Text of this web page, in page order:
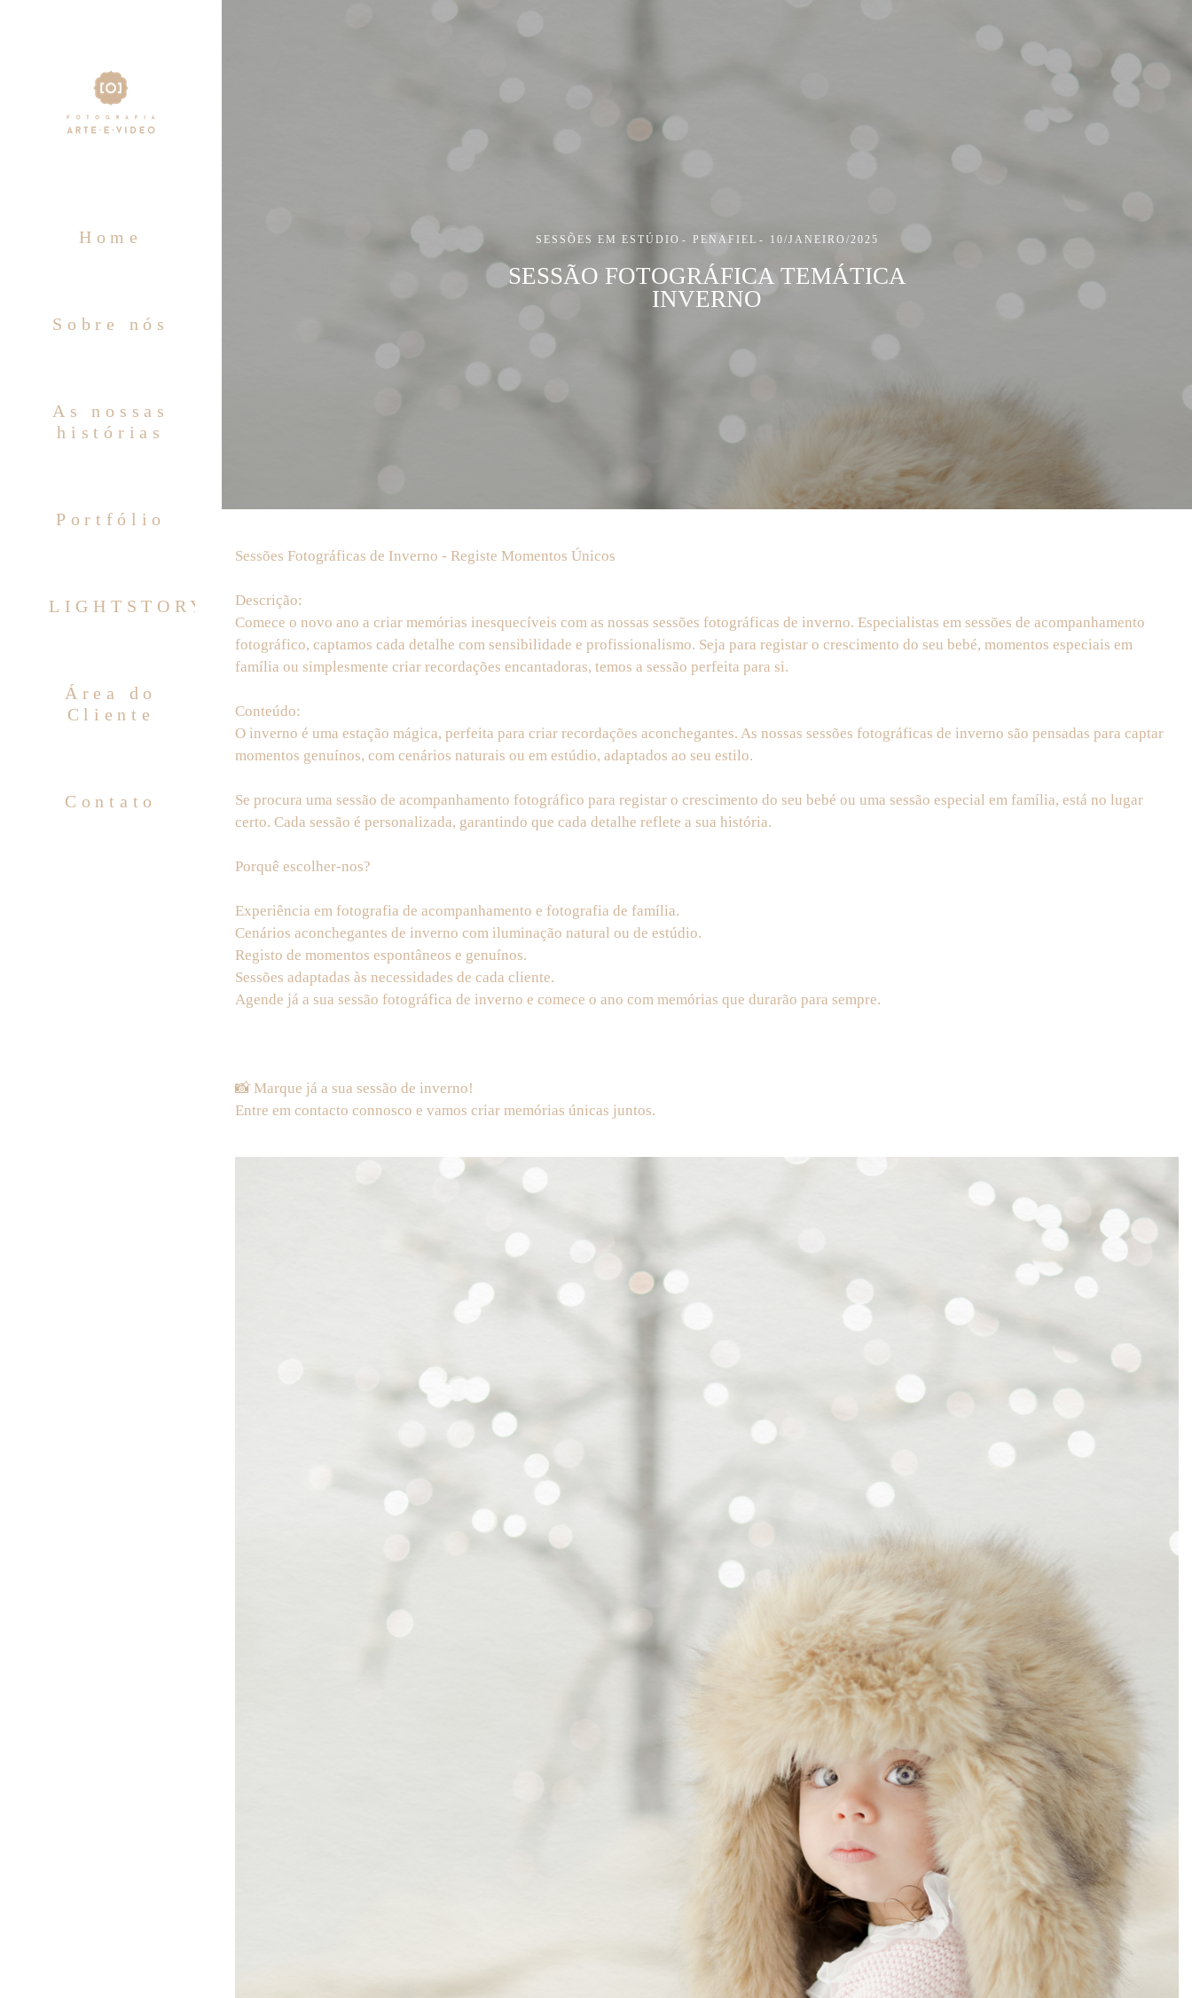
Home
Sobre nós
As nossas
histórias
Portfólio
LIGHTSTORY
Área do
Cliente
Contato
SESSÕES EM ESTÚDIO PENAFIEL 10/JANEIRO/2025
SESSÃO FOTOGRÁFICA TEMÁTICA
INVERNO
Sessões Fotográficas de Inverno - Registe Momentos Únicos
Descrição:
Comece o novo ano a criar memórias inesquecíveis com as nossas sessões fotográficas de inverno. Especialistas em sessões de acompanhamento
fotográfico, captamos cada detalhe com sensibilidade e profissionalismo. Seja para registar o crescimento do seu bebé, momentos especiais em
família ou simplesmente criar recordações encantadoras, temos a sessão perfeita para si.
Conteúdo:
O inverno é uma estação mágica, perfeita para criar recordações aconchegantes. As nossas sessões fotográficas de inverno são pensadas para captar
momentos genuínos, com cenários naturais ou em estúdio, adaptados ao seu estilo.
Se procura uma sessão de acompanhamento fotográfico para registar o crescimento do seu bebé ou uma sessão especial em família, está no lugar
certo. Cada sessão é personalizada, garantindo que cada detalhe reflete a sua história.
Porquê escolher-nos?
Experiência em fotografia de acompanhamento e fotografia de família.
Cenários aconchegantes de inverno com iluminação natural ou de estúdio.
Registo de momentos espontâneos e genuínos.
Sessões adaptadas às necessidades de cada cliente.
Agende já a sua sessão fotográfica de inverno e comece o ano com memórias que durarão para sempre.
📸 Marque já a sua sessão de inverno!
Entre em contacto connosco e vamos criar memórias únicas juntos.